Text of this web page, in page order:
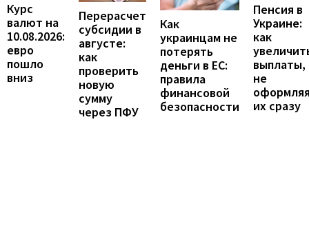
Курс
валют на
10.08.2026:
евро
пошло
вниз
Перерасчет
субсидии в
августе:
как
проверить
новую
сумму
через ПФУ
Как
украинцам не
потерять
деньги в ЕС:
правила
финансовой
безопасности
Пенсия в
Украине:
как
выплаты,
не
их сразу